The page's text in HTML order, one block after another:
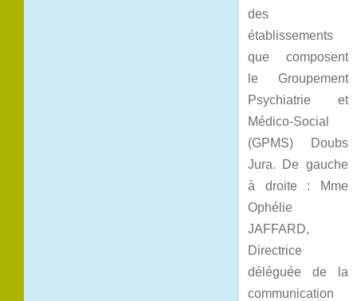
des
établissements
que composent
le Groupement
Psychiatrie et
Médico-Social
(GPMS) Doubs
Jura. De gauche
à droite : Mme
Ophélie
JAFFARD,
Directrice
déléguée de la
communication